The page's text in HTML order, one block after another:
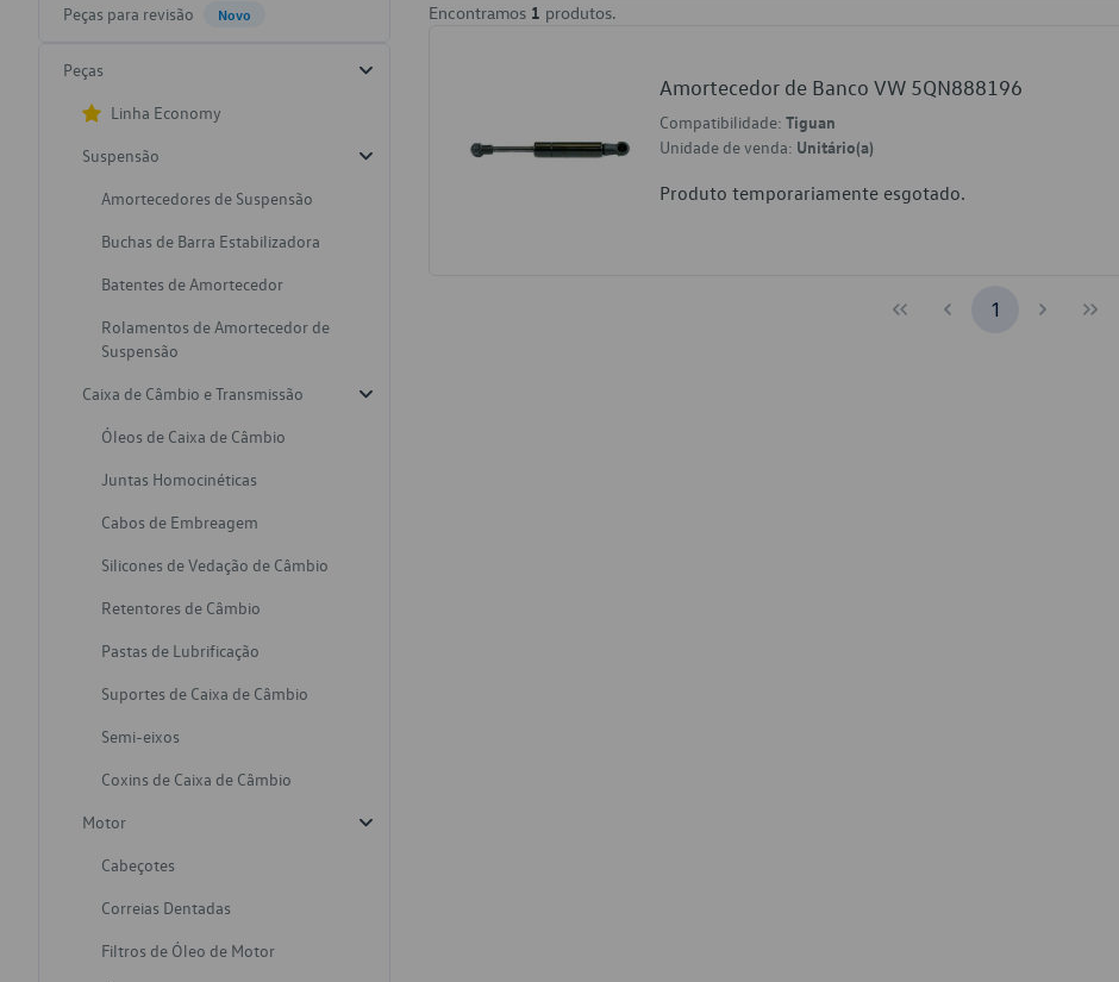
Peças para revisão Novo
Peças
Linha Economy
Suspensão
Amortecedores de Suspensão
Buchas de Barra Estabilizadora
Batentes de Amortecedor
Rolamentos de Amortecedor de
Suspensão
Caixa de Câmbio e Transmissão
Óleos de Caixa de Câmbio
Juntas Homocinéticas
Cabos de Embreagem
Silicones de Vedação de Câmbio
Retentores de Câmbio
Pastas de Lubrificação
Suportes de Caixa de Câmbio
Semi-eixos
Coxins de Caixa de Câmbio
Motor
Cabeçotes
Correias Dentadas
Filtros de Óleo de Motor
Encontramos 1 produtos.
Amortecedor de Banco VW 5QN888196
Compatibilidade: Tiguan
Unidade de venda: Unitário(a)
Produto temporariamente esgotado.
1